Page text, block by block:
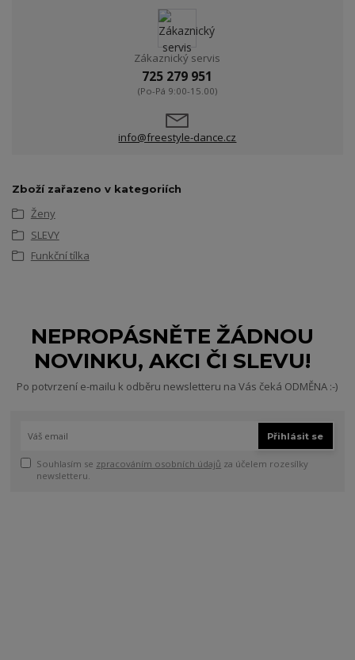
Zákaznický servis
725 279 951
(Po-Pá 9:00-15.00)
info@freestyle-dance.cz
Zboží zařazeno v kategoriích
Ženy
SLEVY
Funkční tílka
NEPROPÁSNĚTE ŽÁDNOU
NOVINKU, AKCI ČI SLEVU!
Po potvrzení e-mailu k odběru newsletteru na Vás čeká ODMĚNA :-)
Přihlásit se
Souhlasím se zpracováním osobních údajů za účelem rozesílky
newsletteru.